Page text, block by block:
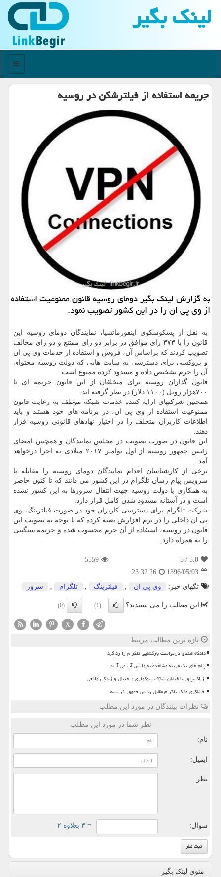
لینك بگیر
منو
جریمه استفاده از فیلترشكن در روسیه
به گزارش لینك بگیر دومای روسیه قانون ممنوعیت استفاده
از وی پی ان را در این كشور تصویب نمود.
به نقل از پسكوسكوی اینفورماتسیا، نمایندگان دومای روسیه این
قانون را با ۳۷۳ رای موافق در برابر دو رای ممتنع و دو رای مخالف
تصویب كردند كه براساس آن، فروش و استفاده از خدمات وی پی ان
و پروكسی برای دسترسی به سایت هایی كه دولت روسیه محتوای
آن را جرم تشخیص داده و مسدود كرده ممنوع است.
قانون گذاران روسیه برای متخلفان از این قانون جریمه ای تا
۷۰۰هزار روبل (۱۱۰۰ دلار) در نظر گرفته اند.
همچنین شركتهای ارایه كننده خدمات شبكه موظف به رعایت قانون
ممنوعیت استفاده از وی پی ان، در برنامه های خود هستند و باید
اطلاعات كاربران متخلف را در اختیار نهادهای قانونی روسیه قرار
دهند.
این قانون در صورت تصویب در مجلس نمایندگان و همچنین امضای
رئیس جمهور روسیه از اول نوامبر ۲۰۱۷ میلادی به اجرا درخواهد
آمد.
برخی از كارشناسان اقدام نمایندگان دومای روسیه را مقابله با
سرویس پیام رسان تلگرام در این كشور می دانند كه تا كنون حاضر
به همكاری با دولت روسیه جهت انتقال سرورها به این كشور نشده
است و در آستانه مسدود شدن كامل قرار دارد.
شركت تلگرام برای دسترسی كاربران خود در صورت فیلترینگ، وی
پی ان داخلی را در نرم افزارش تعبیه كرده كه با توجه به تصویب این
قانون در روسیه، استفاده از آن جرم محسوب شده و جریمه سنگینی
را به همراه دارد.
5.0
/ 5
5559
1396/05/03
23:32:26
تگهای خبر:
وی پی ان , فیلترینگ , تلگرام , سرور
این مطلب را می پسندید؟ (1)
(0)
X
تازه ترین مطالب مرتبط
دادگاه هندی درخواست بازگشایی تلگرام را رد کرد
پیام های یک مرتبه مشاهده به واتس آپ می آیند
از اکسپلور تا خیابان شکاف سوگواری دیجیتال و زندگی واقعی
افشاگری مالک تلگرام مقابل رئیس جمهور فرانسه
نظرات بینندگان در مورد این مطلب
نظر شما در مورد این مطلب
نام:
ایمیل:
نظر:
سوال: = ۳ بعلاوه ۲
منوی لینک بگیر